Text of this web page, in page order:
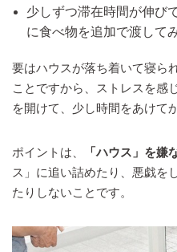
少しずつ滞在時間が伸び
に食べ物を追加で渡して
要はハウスが落ち着いて寝ら
ことですから、ストレスを感
を開けて、少し時間をあけて
ポイントは、 「ハウス」を嫌
ス」に追い詰めたり、悪戯を
たりしないことです。